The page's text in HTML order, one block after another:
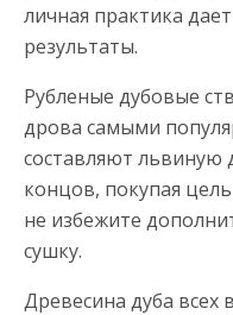
личная практика
результаты.
Рубленые дубовые
дрова самыми
составляют
концов, покупая
не избежите
сушку.
Древесина дуба всех